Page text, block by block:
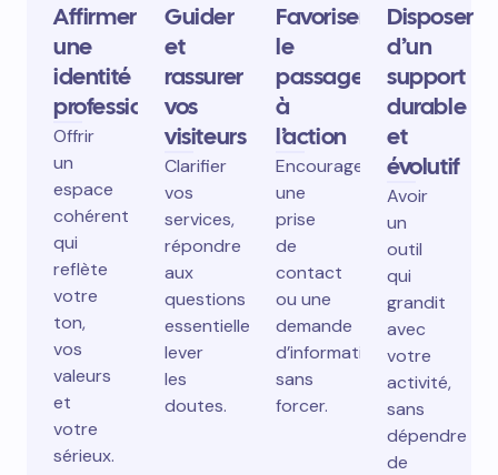
Affirmer
une
identité
professionnelle
Offrir
un
espace
cohérent
qui
reflète
votre
ton,
vos
valeurs
et
votre
sérieux.
Guider
et
rassurer
vos
visiteurs
Clarifier
vos
services,
répondre
aux
questions
essentielles,
lever
les
doutes.
Favoriser
le
passage
à
l’action
Encourager
une
prise
de
contact
ou une
demande
d’information
sans
forcer.
Disposer
d’un
support
durable
et
évolutif
Avoir
un
outil
qui
grandit
avec
votre
activité,
sans
dépendre
de